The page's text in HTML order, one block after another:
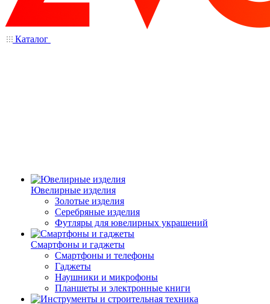
Каталог
Ювелирные изделия
Золотые изделия
Серебряные изделия
Футляры для ювелирных украшений
Смартфоны и гаджеты
Смартфоны и телефоны
Гаджеты
Наушники и микрофоны
Планшеты и электронные книги